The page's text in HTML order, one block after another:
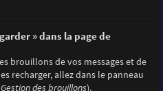
» dans la page de
brouillons de vos messages et de
recharger, allez dans le panneau
des brouillons).